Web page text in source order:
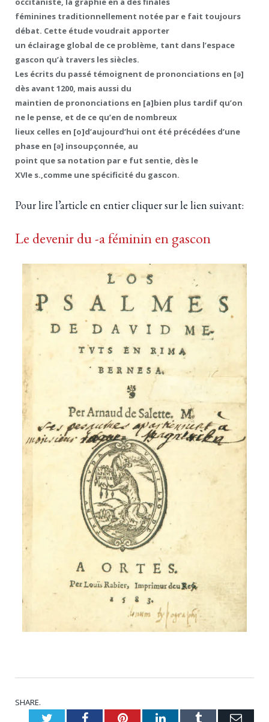
féminines traditionnellement notée par e fait toujours
débat. Cette étude voudrait apporter
un éclairage global de ce problème, tant dans l’espace
gascon qu’à travers les siècles.
Les écrits du passé témoignent de prononciations en [ǝ]
dès avant 1200, mais aussi du
maintien de prononciations en [a]bien plus tardif qu’on
ne le pense, et de ce qu’en de nombreux
lieux celles en [o]d’aujourd’hui ont été précédées d’une
phase en [ǝ] insoupçonnée, au
point que sa notation par e fut sentie, dès le
XVIe s.,comme une spécificité du gascon.
Pour lire l’article en entier cliquer sur le lien suivant:
Le devenir du -a féminin en gascon
SHARE.
TwitterFacebookPinterestLinkedInTumblr